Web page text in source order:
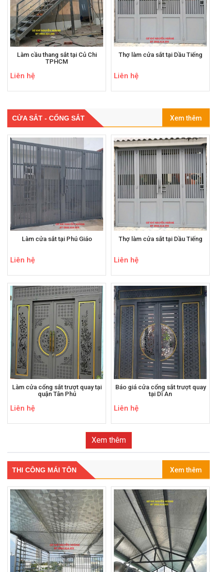
Làm cầu thang sắt tại Củ Chi
TPHCM
Liên hệ
Thợ làm cửa sắt tại Dầu Tiếng
Liên hệ
CỬA SẮT - CỔNG SẮT Xem thêm
Làm cửa sắt tại Phú Giáo
Liên hệ
Thợ làm cửa sắt tại Dầu Tiếng
Liên hệ
Làm cửa cổng sắt trượt quay tại
quận Tân Phú
Liên hệ
Báo giá cửa cổng sắt trượt quay
tại Dĩ An
Liên hệ
Xem thêm
THI CÔNG MÁI TÔN Xem thêm